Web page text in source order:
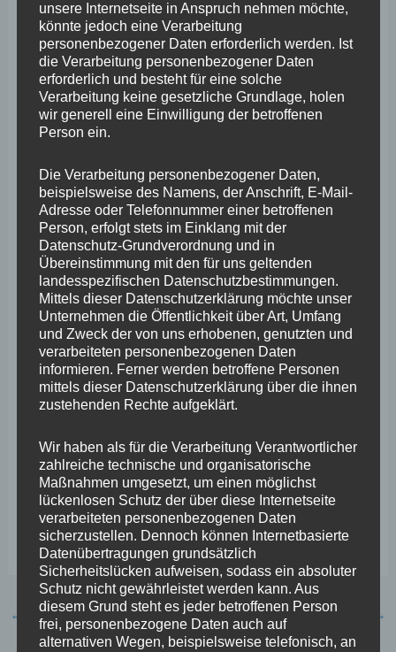
zwingend erforderlich ist die neuen Regelungen des POG
nach einer ersten Praxisphase einer Evaluation zu
unterziehen. Mit unserer Gesetzesinitiative erreichen wir
nun genau dies. Denn über das Instrument der
Sachverständigenanhörungen bekommen wir jetzt im
geänderten Vorschriften in der Praxis auf die
Durchführung von Kleinst- und Kleinveranstaltungen
tatsächlich auswirken. Dabei wird interessant sein zu
hören, welches zusätzliche Sicherheitspersonal und
welcher Materialeinsatz neuerdings erforderlich ist und
was das ganze letztendlich mehr kostet. Ich erwarte mir
davon auch Antworten auf die Fragen, wo man eine
personenmäßige Untergrenze für die Anwendung der
Vorschrift ziehen kann, ohne dass die Sicherheit der
Veranstaltung in Frage stünde. Ich bin schon jetzt auf
So geht es weiter: Bis Mitte Juli haben die Fraktionen
nun Zeit Sachverständige zu benennen. Im September
erfolgt dann die Anhörung im Innenausschuss.
← Vorheriger Beitrag Nächster Beitrag →
unsere Internetseite in Anspruch nehmen möchte,
könnte jedoch eine Verarbeitung
personenbezogener Daten erforderlich werden. Ist
die Verarbeitung personenbezogener Daten
erforderlich und besteht für eine solche
Verarbeitung keine gesetzliche Grundlage, holen
wir generell eine Einwilligung der betroffenen
Person ein.
Die Verarbeitung personenbezogener Daten,
beispielsweise des Namens, der Anschrift, E-Mail-
Adresse oder Telefonnummer einer betroffenen
Person, erfolgt stets im Einklang mit der
Datenschutz-Grundverordnung und in
Übereinstimmung mit den für uns geltenden
landesspezifischen Datenschutzbestimmungen.
Mittels dieser Datenschutzerklärung möchte unser
Unternehmen die Öffentlichkeit über Art, Umfang
und Zweck der von uns erhobenen, genutzten und
verarbeiteten personenbezogenen Daten
informieren. Ferner werden betroffene Personen
mittels dieser Datenschutzerklärung über die ihnen
zustehenden Rechte aufgeklärt.
Wir haben als für die Verarbeitung Verantwortlicher
zahlreiche technische und organisatorische
Maßnahmen umgesetzt, um einen möglichst
lückenlosen Schutz der über diese Internetseite
verarbeiteten personenbezogenen Daten
sicherzustellen. Dennoch können Internetbasierte
Datenübertragungen grundsätzlich
Sicherheitslücken aufweisen, sodass ein absoluter
Schutz nicht gewährleistet werden kann. Aus
diesem Grund steht es jeder betroffenen Person
frei, personenbezogene Daten auch auf
alternativen Wegen, beispielsweise telefonisch, an